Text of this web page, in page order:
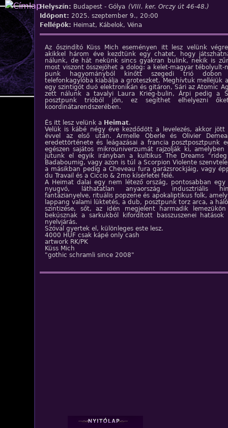
Jump to navigation
Helyszín: Budapest - Gólya (VIII. ker. Orczy út 46-48.)
Időpont: 2025. szeptember 9., 20:00
Fellépők: Heimat, Kábelok, Véna
Az őszindító Küss Mich eseményen itt lesz velünk
akikkel három éve kezdtünk egy chatet, hogy
nálunk, de hát nekünk sincs gyakran bulink, nekik is
most viszont összejöhet a dolog: a kelet-magyar tébolyult-
punk hagyományból kinőtt szegedi trió
telefonkagylóba kiabálja a groteszket. Meghívtuk melléjük
egy szintigót duó elektronikán és gitáron, Sári az Atomic
zett nálunk a tavalyi Laura Krieg-bulin, Árpi pedig a
posztpunk trióból jön, ez segíthet elhelyezni
koordinátarendszerében.
És itt lesz velünk a Heimat.
Velük is kábé négy éve kezdődött a levelezés, akkor
évvel az első után. Armelle Oberle és Olivier
eredettörténete és leágazásai a francia posztposztpunk
egészen sajátos mikrouniverzumát rajzolják ki, amelyben
jutunk el egyik irányban a kultikus The Dreams
Badaboumig, vagy azon is túl a Scorpion Violente
a másikban pedig a Cheveau fura garázsrockjáig, vagy
du Travail és a Ciccio & 2mo kísérletei felé.
A Heimat dalai egy nem létező ország, pontosabban
nyugvó, láthatatlan anyaország indusztriális
fantázianyelve, rituális popzene és apokaliptikus folk,
lappang valami lüktetés, a dub, posztpunk torz arca, a
szintizése, sőt, az idén megjelent harmadik
bekúsznak a sarkukból kifordított basszuszenei
nyelvjárás.
Szóval gyertek el, különleges este lesz.
4000 HUF csak kápé only cash
artwork RK/PK
Küss Mich
"gothic schramli since 2008"